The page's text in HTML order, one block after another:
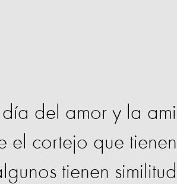
del amor y la
el cortejo que
tienen